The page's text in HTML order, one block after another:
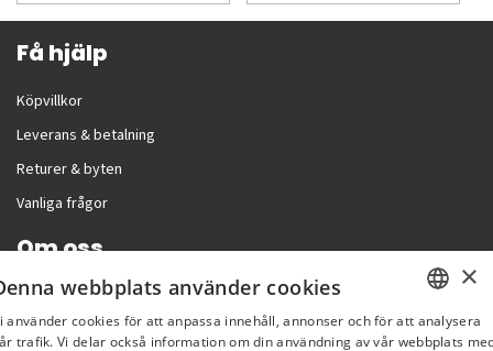
Få hjälp
Köpvillkor
Leverans & betalning
Returer & byten
Vanliga frågor
Om oss
Företagsinformation
SWEDISH
×
webbplats använder cookies
använder cookies för att anpassa innehåll, annonser och för att analysera
trafik. Vi delar också information om din användning av vår webbplats